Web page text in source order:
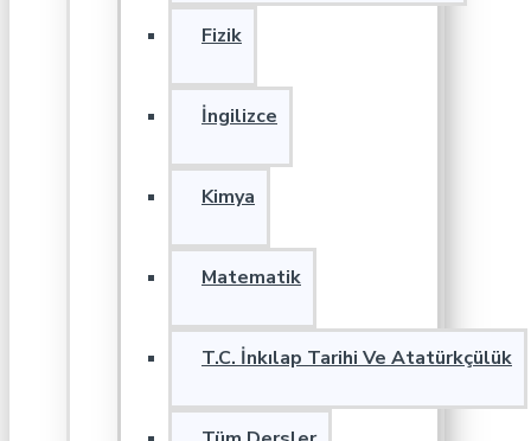
Fizik
İngilizce
Kimya
Matematik
T.C. İnkılap Tarihi Ve Atatürkçülük